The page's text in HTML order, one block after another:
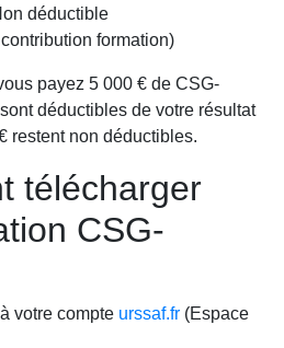
déductible
formation)
payez 5 000 € de CSG-
déductibles de votre résultat
restent non déductibles.
télécharger
CSG-
à votre compte urssaf.fr (Espace